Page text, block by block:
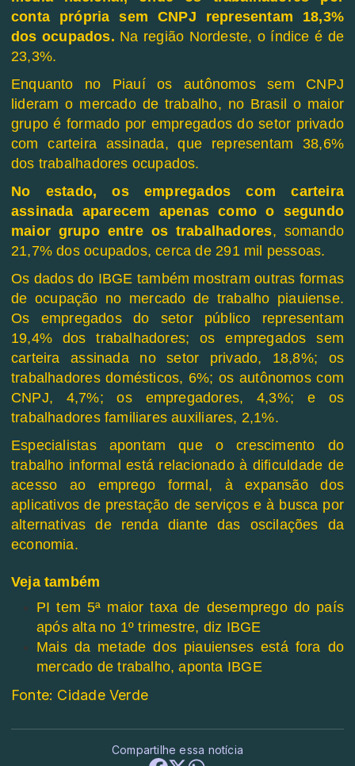
conta própria sem CNPJ representam 18,3%
dos ocupados. Na região Nordeste, o índice é de
23,3%.
Enquanto no Piauí os autônomos sem CNPJ
lideram o mercado de trabalho, no Brasil o maior
grupo é formado por empregados do setor privado
com carteira assinada, que representam 38,6%
dos trabalhadores ocupados.
No estado, os empregados com carteira
assinada aparecem apenas como o segundo
maior grupo entre os trabalhadores, somando
21,7% dos ocupados, cerca de 291 mil pessoas.
Os dados do IBGE também mostram outras formas
de ocupação no mercado de trabalho piauiense.
Os empregados do setor público representam
19,4% dos trabalhadores; os empregados sem
carteira assinada no setor privado, 18,8%; os
trabalhadores domésticos, 6%; os autônomos com
CNPJ, 4,7%; os empregadores, 4,3%; e os
trabalhadores familiares auxiliares, 2,1%.
Especialistas apontam que o crescimento do
trabalho informal está relacionado à dificuldade de
acesso ao emprego formal, à expansão dos
aplicativos de prestação de serviços e à busca por
alternativas de renda diante das oscilações da
economia.
Veja também
PI tem 5ª maior taxa de desemprego do país
após alta no 1º trimestre, diz IBGE
Mais da metade dos piauienses está fora do
mercado de trabalho, aponta IBGE
Fonte: Cidade Verde
Compartilhe essa notícia